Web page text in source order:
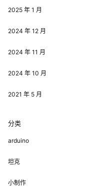
2025 年 1 月
2024 年 12 月
2024 年 11 月
2024 年 10 月
2021 年 5 月
分类
arduino
坦克
小制作